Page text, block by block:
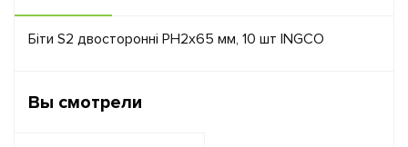
Біти S2 двосторонні PH2х65 мм, 10 шт INGCO
Вы смотрели